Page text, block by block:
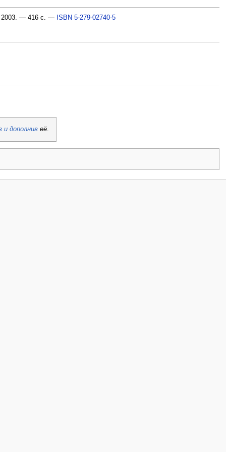
2003. — 416 с. — ISBN 5-279-02740-5
и дополнивеё.